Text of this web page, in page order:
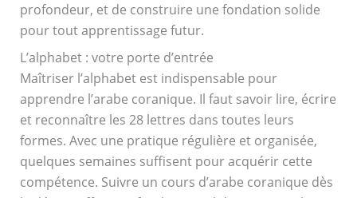
profondeur, et de construire une fondation solide
pour tout apprentissage futur.
L’alphabet : votre porte d’entrée
Maîtriser l’alphabet est indispensable pour
apprendre l’arabe coranique. Il faut savoir lire, écrire
et reconnaître les 28 lettres dans toutes leurs
formes. Avec une pratique régulière et organisée,
quelques semaines suffisent pour acquérir cette
compétence. Suivre un cours d’arabe coranique dès